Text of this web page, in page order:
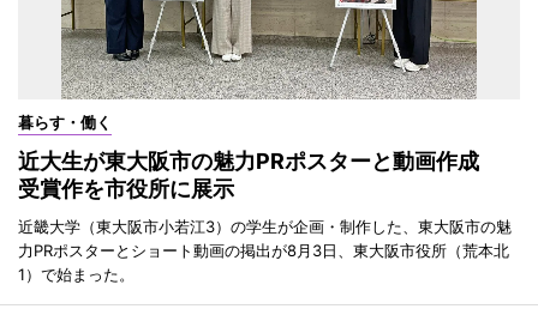
暮らす・働く
近大生が東大阪市の魅力PRポスターと動画作成
受賞作を市役所に展示
近畿大学（東大阪市小若江3）の学生が企画・制作した、東大阪市の魅
力PRポスターとショート動画の掲出が8月3日、東大阪市役所（荒本北
1）で始まった。